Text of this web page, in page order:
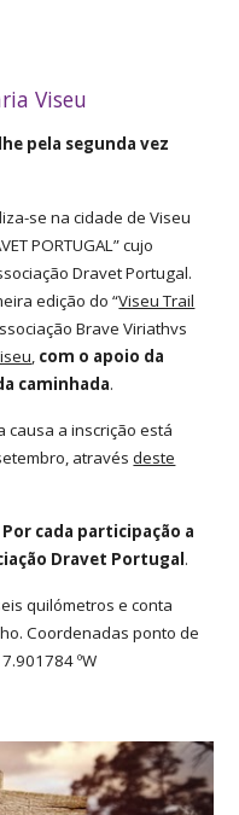
Viseu
pela segunda vez
se na cidade de Viseu
PORTUGAL” cujo
Dravet Portugal.
edição do “Viseu Trail
Brave Viriathvs
, com o apoio da
caminhada.
causa a inscrição está
atravésdeste
Por cada participação a
Dravet Portugal.
quilómetros e conta
Coordenadas ponto de
ºW